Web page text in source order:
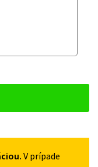
V prípade